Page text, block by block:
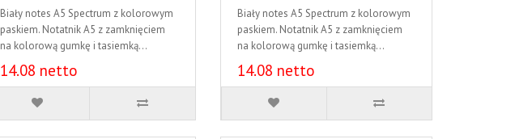
Biały notes A5 Spectrum z kolorowym
paskiem. Notatnik A5 z zamknięciem
na kolorową gumkę i tasiemką...
14.08 netto
Biały notes A5 Spectrum z kolorowym
paskiem. Notatnik A5 z zamknięciem
na kolorową gumkę i tasiemką...
14.08 netto